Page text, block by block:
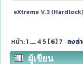
eXtreme V.3
หน้า:1 ...4 5 [6] 7 ลงล่
ผู้เขียน